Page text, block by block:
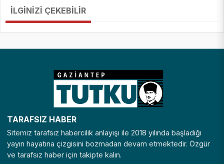
İLGİNİZİ ÇEKEBİLİR
TARAFSIZ HABER
Sitemiz tarafsız habercilik anlayışı ile 2018 yılında başladığı
yayın hayatına çizgisini bozmadan devam etmektedir. Özgür
ve tarafsız haber için takipte kalın.